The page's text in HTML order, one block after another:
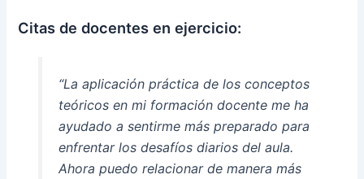
Citas de docentes en ejercicio:
“La aplicación práctica de los conceptos
teóricos en mi formación docente me ha
ayudado a sentirme más preparado para
enfrentar los desafíos diarios del aula.
Ahora puedo relacionar de manera más